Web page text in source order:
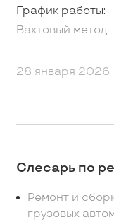
График работы:
Вахтовый метод
28 января 2026
Слесарь по
Ремонт и
грузовых